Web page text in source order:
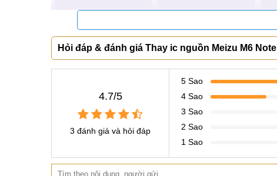
Hỏi đáp & đánh giá Thay ic nguồn Meizu M6 Note
4.7/5
3 đánh giá và hỏi đáp
5 Sao
4 Sao
3 Sao
2 Sao
1 Sao